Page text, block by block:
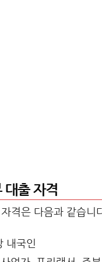
대출 자격
격은 다음과 같습니
내국인